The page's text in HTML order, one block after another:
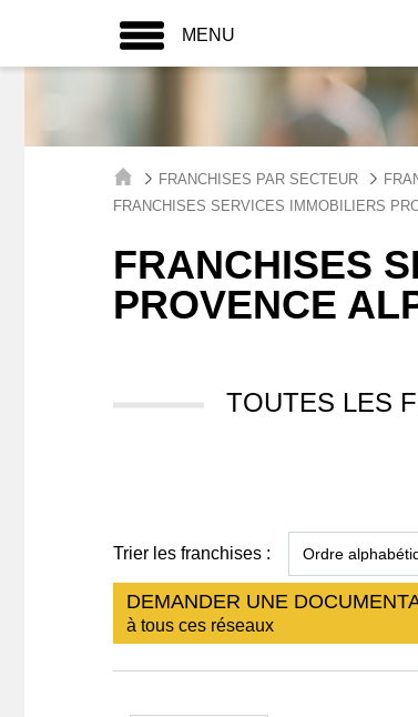
MENU
FRANCHISES PAR SECTEUR
FRANCHISES SERVICES IMMOBILIERS
FRANCHISES
PROVENCE
TOUTES LES
Trier les franchises :
DEMANDER UNE
à tous ces réseaux